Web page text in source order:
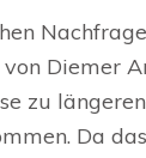
Diemer
zu
Da